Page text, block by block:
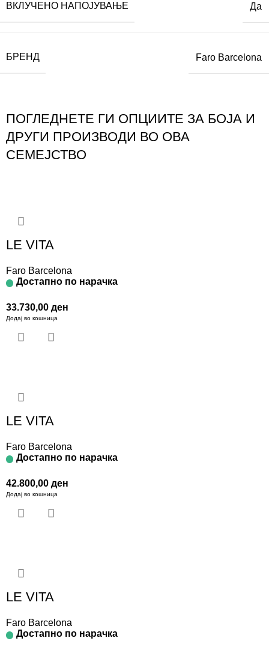
ВКЛУЧЕНО НАПОЈУВАЊЕ Да
БРЕНД Faro Barcelona
ПОГЛЕДНЕТЕ ГИ ОПЦИИТЕ ЗА БОЈА И
ДРУГИ ПРОИЗВОДИ ВО ОВА
СЕМЕЈСТВО
LE VITA
Faro Barcelona
Достапно по нарачка
33.730,00 ден
Додај во кошница
LE VITA
Faro Barcelona
Достапно по нарачка
42.800,00 ден
Додај во кошница
LE VITA
Faro Barcelona
Достапно по нарачка